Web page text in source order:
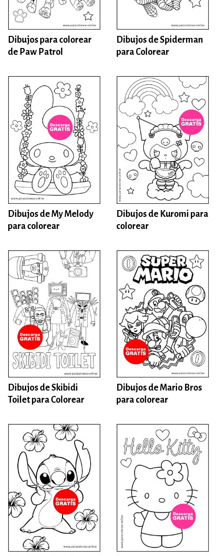
Dibujos para colorear
de Paw Patrol
Dibujos de Spiderman
para Colorear
Dibujos de My Melody
para colorear
Dibujos de Kuromi para
colorear
Dibujos de Skibidi
Toilet para Colorear
Dibujos de Mario Bros
para colorear